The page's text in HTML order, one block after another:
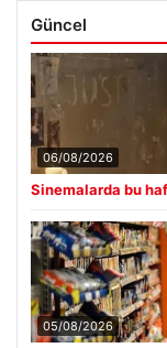
Güncel
06/08/2026
Sinemalarda bu
05/08/2026